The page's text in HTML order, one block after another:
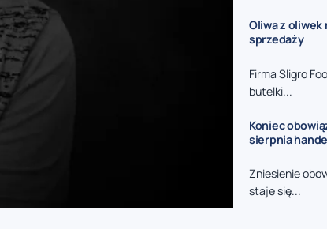
Oliwa z oliwek
sprzedaży
Firma Sligro
butelki...
Koniec
sierpnia
Zniesienie
staje się...